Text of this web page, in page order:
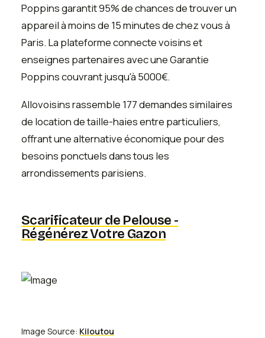
Poppins garantit 95% de chances de trouver un
appareil à moins de 15 minutes de chez vous à
Paris. La plateforme connecte voisins et
enseignes partenaires avec une Garantie
Poppins couvrant jusqu'à 5000€.
Allovoisins rassemble 177 demandes similaires
de location de taille-haies entre particuliers,
offrant une alternative économique pour des
besoins ponctuels dans tous les
arrondissements parisiens.
Scarificateur de Pelouse -
Régénérez Votre Gazon
Image Source: Kiloutou